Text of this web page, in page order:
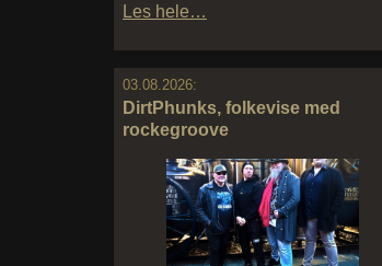
Les hele…
03.08.2026:
DirtPhunks, folkevise med
rockegroove